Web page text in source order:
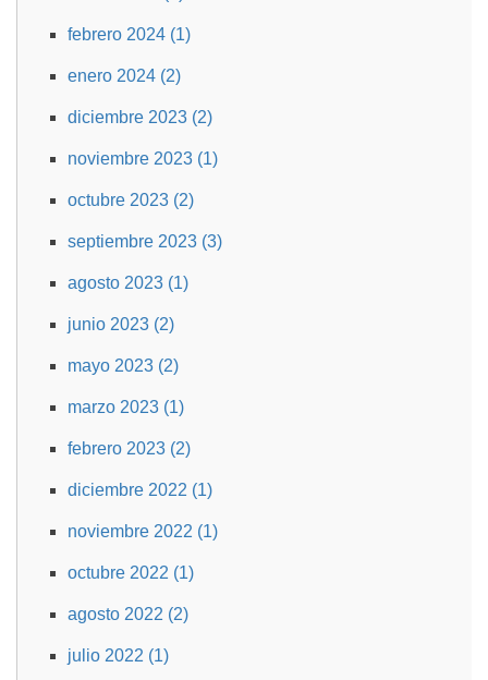
febrero 2024 (1)
enero 2024 (2)
diciembre 2023 (2)
noviembre 2023 (1)
octubre 2023 (2)
septiembre 2023 (3)
agosto 2023 (1)
junio 2023 (2)
mayo 2023 (2)
marzo 2023 (1)
febrero 2023 (2)
diciembre 2022 (1)
noviembre 2022 (1)
octubre 2022 (1)
agosto 2022 (2)
julio 2022 (1)